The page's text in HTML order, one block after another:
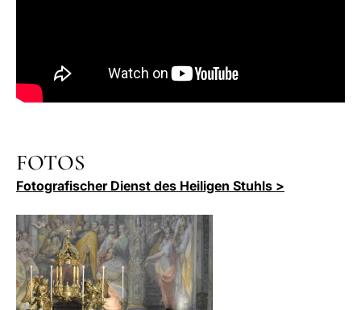
FOTOS
Fotografischer Dienst des Heiligen Stuhls >